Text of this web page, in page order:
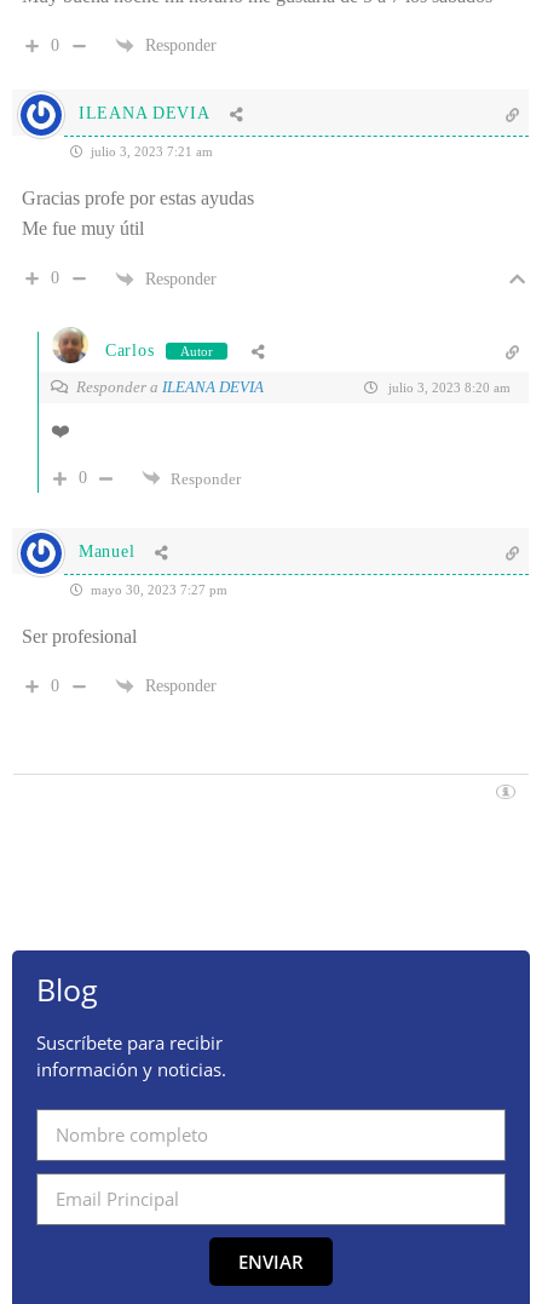
0 Responder
ILEANA DEVIA
julio 3, 2023 7:21 am
Gracias profe por estas ayudas
Me fue muy útil
0 Responder
Carlos Autor
Responder a ILEANA DEVIA julio 3, 2023 8:20 am
❤️
0 Responder
Manuel
mayo 30, 2023 7:27 pm
Ser profesional
0 Responder
Blog
Suscríbete para recibir
información y noticias.
ENVIAR